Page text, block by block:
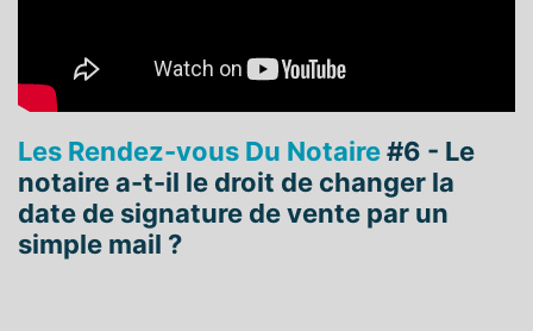
Les Rendez-vous Du Notaire#6 - Le
notaire a-t-il le droit de changer la
date de signature de vente par un
simple mail ?